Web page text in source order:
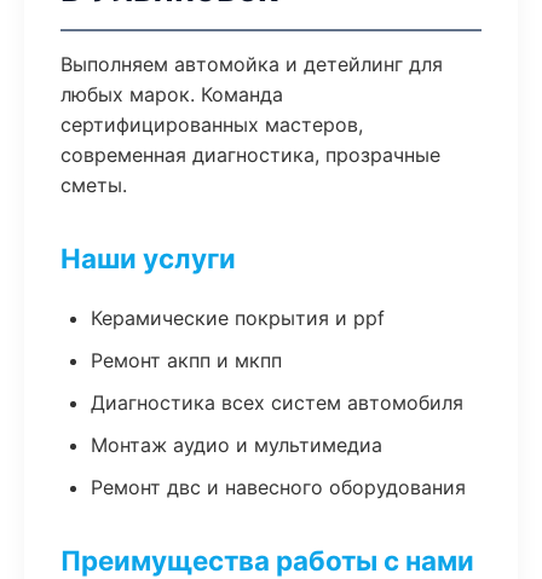
Выполняем автомойка и детейлинг для
любых марок. Команда
сертифицированных мастеров,
современная диагностика, прозрачные
сметы.
Наши услуги
Керамические покрытия и ppf
Ремонт акпп и мкпп
Диагностика всех систем автомобиля
Монтаж аудио и мультимедиа
Ремонт двс и навесного оборудования
Преимущества работы с нами